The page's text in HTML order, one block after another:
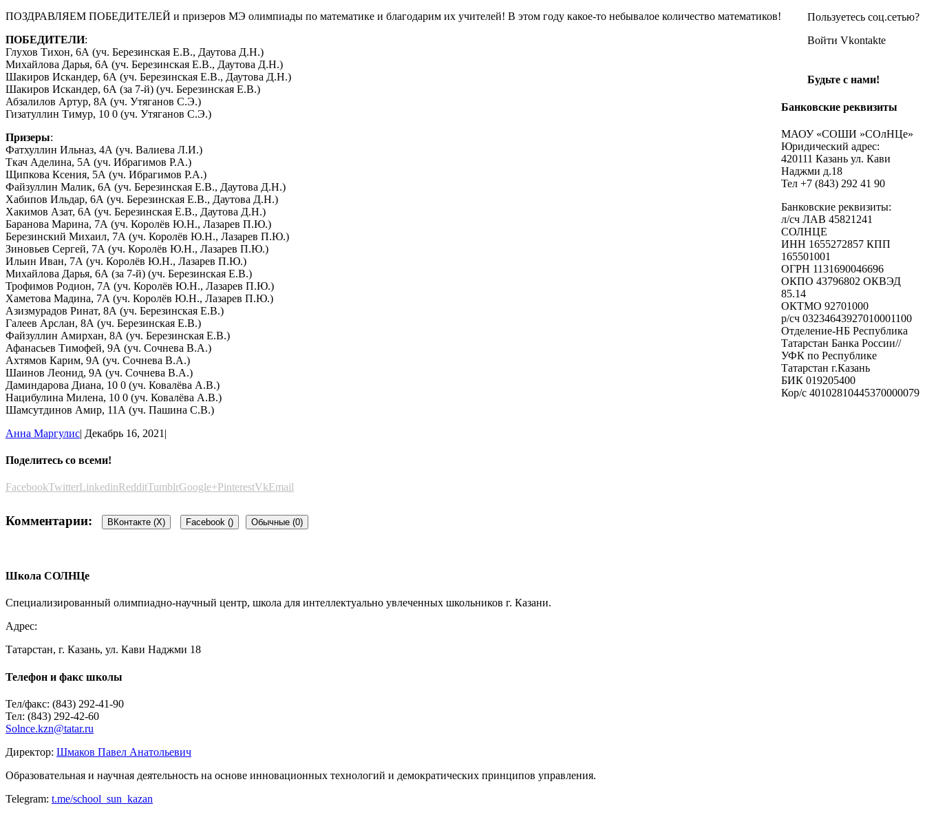
ПОЗДРАВЛЯЕМ ПОБЕДИТЕЛЕЙ и призеров МЭ олимпиады по математике и благодарим их учителей! В этом году какое-то небывалое количество математиков!
ПОБЕДИТЕЛИ:
Глухов Тихон, 6А (уч. Березинская Е.В., Даутова Д.Н.)
Михайлова Дарья, 6А (уч. Березинская Е.В., Даутова Д.Н.)
Шакиров Искандер, 6А (уч. Березинская Е.В., Даутова Д.Н.)
Шакиров Искандер, 6А (за 7-й) (уч. Березинская Е.В.)
Абзалилов Артур, 8А (уч. Утяганов С.Э.)
Гизатуллин Тимур, 10 0 (уч. Утяганов С.Э.)
Призеры:
Фатхуллин Ильназ, 4А (уч. Валиева Л.И.)
Ткач Аделина, 5А (уч. Ибрагимов Р.А.)
Щипкова Ксения, 5А (уч. Ибрагимов Р.А.)
Файзуллин Малик, 6А (уч. Березинская Е.В., Даутова Д.Н.)
Хабипов Ильдар, 6А (уч. Березинская Е.В., Даутова Д.Н.)
Хакимов Азат, 6А (уч. Березинская Е.В., Даутова Д.Н.)
Баранова Марина, 7А (уч. Королёв Ю.Н., Лазарев П.Ю.)
Березинский Михаил, 7А (уч. Королёв Ю.Н., Лазарев П.Ю.)
Зиновьев Сергей, 7А (уч. Королёв Ю.Н., Лазарев П.Ю.)
Ильин Иван, 7А (уч. Королёв Ю.Н., Лазарев П.Ю.)
Михайлова Дарья, 6А (за 7-й) (уч. Березинская Е.В.)
Трофимов Родион, 7А (уч. Королёв Ю.Н., Лазарев П.Ю.)
Хаметова Мадина, 7А (уч. Королёв Ю.Н., Лазарев П.Ю.)
Азизмурадов Ринат, 8А (уч. Березинская Е.В.)
Галеев Арслан, 8А (уч. Березинская Е.В.)
Файзуллин Амирхан, 8А (уч. Березинская Е.В.)
Афанасьев Тимофей, 9А (уч. Сочнева В.А.)
Ахтямов Карим, 9А (уч. Сочнева В.А.)
Шаинов Леонид, 9А (уч. Сочнева В.А.)
Даминдарова Диана, 10 0 (уч. Ковалёва А.В.)
Нацибулина Милена, 10 0 (уч. Ковалёва А.В.)
Шамсутдинов Амир, 11А (уч. Пашина С.В.)
Анна Маргулис| Декабрь 16, 2021 |
Поделитесь со всеми!
FacebookTwitterLinkedinRedditTumblrGoogle+PinterestVkEmail
Комментарии: ВКонтакте (X) Facebook () Обычные (0)
Добавить комментарий
Пользуетесь соц.сетью?
Войти Vkontakte
Комментарий
Пользуетесь соц.сетью?
Войти Vkontakte
Будьте с нами!
Банковские реквизиты
МАОУ «СОШИ »СОлНЦе»
Юридический адрес:
420111 Казань ул. Кави
Наджми д.18
Тел +7 (843) 292 41 90
Банковские реквизиты:
л/сч ЛАВ 45821241
СОЛНЦЕ
ИНН 1655272857 КПП
165501001
ОГРН 1131690046696
ОКПО 43796802 ОКВЭД
85.14
ОКТМО 92701000
р/cч 03234643927010001100
Отделение-НБ Республика
Татарстан Банка России//
УФК по Республике
Татарстан г.Казань
БИК 019205400
Кор/с 40102810445370000079
Школа СОЛНЦе
Специализированный олимпиадно-научный центр, школа для интеллектуально увлеченных школьников г. Казани.
Адрес:
Татарстан, г. Казань, ул. Кави Наджми 18
Телефон и факс школы
Тел/факс: (843) 292-41-90
Тел: (843) 292-42-60
Solnce.kzn@tatar.ru
Директор: Шмаков Павел Анатольевич
Образовательная и научная деятельность на основе инновационных технологий и демократических принципов управления.
Telegram: t.me/school_sun_kazan